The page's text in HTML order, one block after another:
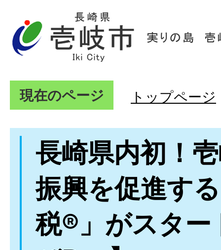
現在のページ トップページ
長崎県内初！
振興を促進す
税®」がスター